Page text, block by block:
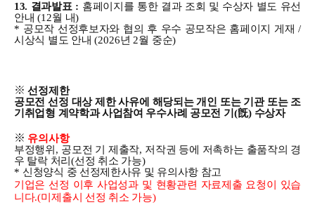
13. 결과발표 : 홈페이지를 통한 결과 조회 및 수상자 별도 유선
안내(12월 내)
* 공모작 선정후보자와 협의 후 우수 공모작은 홈페이지 게재/
시상식 별도 안내 (2026년2월 중순)
※선정제한
공모전 선정 대상 제한 사유에 해당되는 개인 또는 기관 또는 조
기취업형 계약학과 사업참여 우수사례 공모전 기 (旣) 수상자
※ 유의사항
부정행위 , 공모전 기 제출작, 저작권 등에 저촉하는 출품작의 경
우 탈락 처리 (선정 취소 가능)
* 신청양식 중 선정제한사유 및 유의사항 참고
기업은 선정 이후 사업성과 및 현황관련 자료제출 요청이 있습
니다.(미제출시 선정 취소 가능)